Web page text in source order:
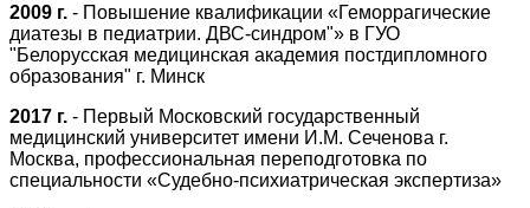
2009 г. - Повышение квалификации «Геморрагические
диатезы в педиатрии. ДВС-синдром"» в ГУО
"Белорусская медицинская академия постдипломного
образования" г. Минск
2017 г. - Первый Московский государственный
медицинский университет имени И.М. Сеченова г.
Москва, профессиональная переподготовка по
специальности «Судебно-психиатрическая экспертиза»